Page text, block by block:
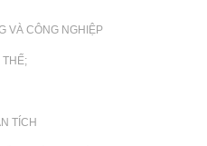
VÀ CÔNG NGHIỆP
THẾ;
TÍCH